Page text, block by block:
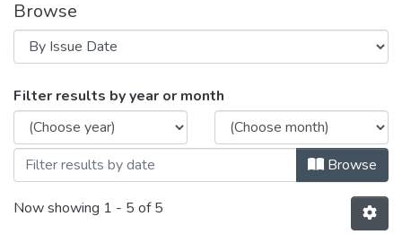
Browse
Browsing Bonificación especial para el
Filter results by year or month
Browse
Now showing 1 - 5 of 5